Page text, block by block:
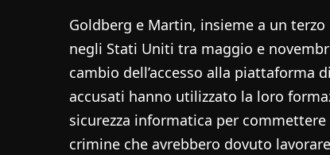
Goldberg e Martin, insieme a un
negli Stati Uniti tra maggio e
cambio dell’accesso alla piattaforma
accusati hanno utilizzato la loro
sicurezza informatica per
crimine che avrebbero dovuto